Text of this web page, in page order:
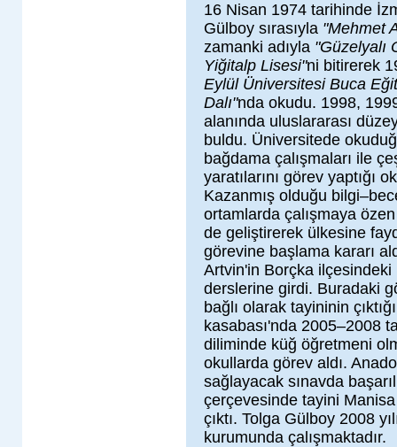
16 Nisan 1974 tarihinde
Gülboy sırasıyla "Mehmet
zamanki adıyla "Güzelyalı
Yiğitalp Lisesi"ni bitirerek
Eylül Üniversitesi Buca
Dalı"nda okudu. 1998,
alanında uluslararası
buldu. Üniversitede
bağdama çalışmaları ile
yaratılarını görev yaptığı
Kazanmış olduğu
ortamlarda çalışmaya
de geliştirerek ülkesine
görevine başlama kararı
Artvin'in Borçka
derslerine girdi. Buradaki
bağlı olarak tayininin
kasabası'nda 2005–2008
diliminde küğ öğretmeni
okullarda görev aldı.
sağlayacak sınavda
çerçevesinde tayini
çıktı. Tolga Gülboy 2008
kurumunda çalışmaktadır.